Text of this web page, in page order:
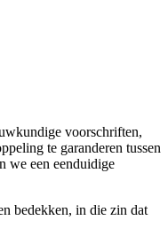
voorschriften,
te garanderen tussen
we een eenduidige
bedekken, in die zin dat